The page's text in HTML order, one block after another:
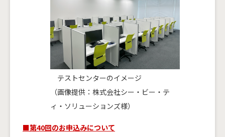
テストセンターのイメージ
（画像提供：株式会社シー・ビー・テ
ィ・ソリューションズ様）
■第40回のお申込みについて